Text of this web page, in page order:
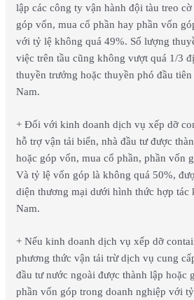
lập các công ty vận hành đội tàu treo
góp vốn, mua cổ phần hay phần vốn
với tỷ lệ không quá 49%. Số lượng
việc trên tầu cũng không vượt quá 1/3
thuyền trưởng hoặc thuyền phó đầu
Nam.
+ Đối với kinh doanh dịch vụ xếp dỡ
hỗ trợ vận tải biển, nhà đầu tư được
hoặc góp vốn, mua cổ phần, phần vốn
Và tỷ lệ vốn góp là không quá 50%,
diện thương mại dưới hình thức hợp tác
Nam.
+ Nếu kinh doanh dịch vụ xếp dỡ
phương thức vận tải trừ dịch vụ cung
đầu tư nước ngoài được thành lập hoặc
phần vốn góp trong doanh nghiệp với